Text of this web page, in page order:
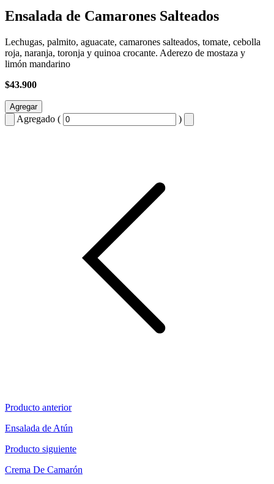
Ensalada de Camarones Salteados
Lechugas, palmito, aguacate, camarones salteados, tomate, cebolla
roja, naranja, toronja y quinoa crocante. Aderezo de mostaza y
limón mandarino
$43.900
Agregar
Agregado ( )
Producto anterior
Ensalada de Atún
Producto siguiente
Crema De Camarón